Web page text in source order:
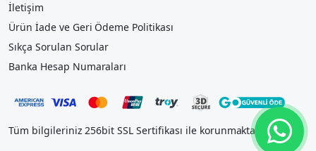
İletişim
Ürün İade ve Geri Ödeme Politikası
Sıkça Sorulan Sorular
Banka Hesap Numaraları
Tüm bilgileriniz 256bit SSL Sertifikası ile korunmaktadır.